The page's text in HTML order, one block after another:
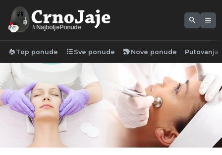
#NajboljePonude
search menu
local_fire_department Top ponude format_list_bulleted Sve ponude new_label Nove ponude Putovanja